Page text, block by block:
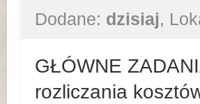
Dodane: dzisiaj,
GŁÓWNE
rozliczania